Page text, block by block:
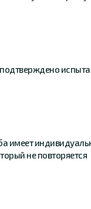
подтверждено
имеет
не повторяется